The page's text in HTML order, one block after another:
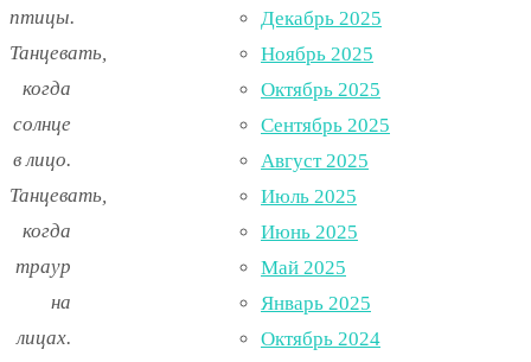
птицы.
Танцевать,
когда
солнце
в лицо.
Танцевать,
когда
траур
на
лицах.
Декабрь 2025
Ноябрь 2025
Октябрь 2025
Сентябрь 2025
Август 2025
Июль 2025
Июнь 2025
Май 2025
Январь 2025
Октябрь 2024